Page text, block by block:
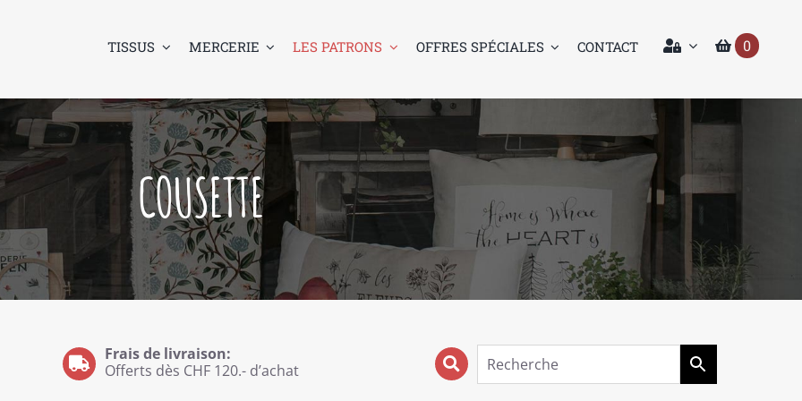
TISSUS MERCERIE LES PATRONS OFFRES SPÉCIALES CONTACT 0
COUSETTE
Frais de livraison:
Offerts dès CHF 120.- d’achat